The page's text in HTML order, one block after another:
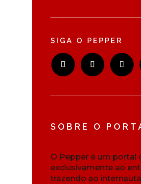
SIGA O PEPPER
SOBRE O
O Pepper é um portal
exclusivamente ao
trazendo ao